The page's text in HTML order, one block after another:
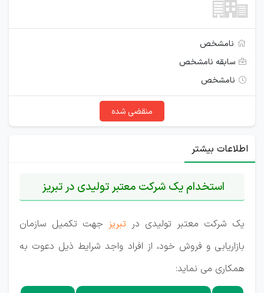
نامشخص
سابقه نامشخص
نامشخص
منقضی شده
اطلاعات بیشتر
استخدام یک شرکت معتبر تولیدی در تبریز
یک شرکت معتبر تولیدی در تبریز جهت تکمیل سازمان
بازاریابی و فروش خود، از افراد واجد شرایط ذیل دعوت به
همکاری می نماید: